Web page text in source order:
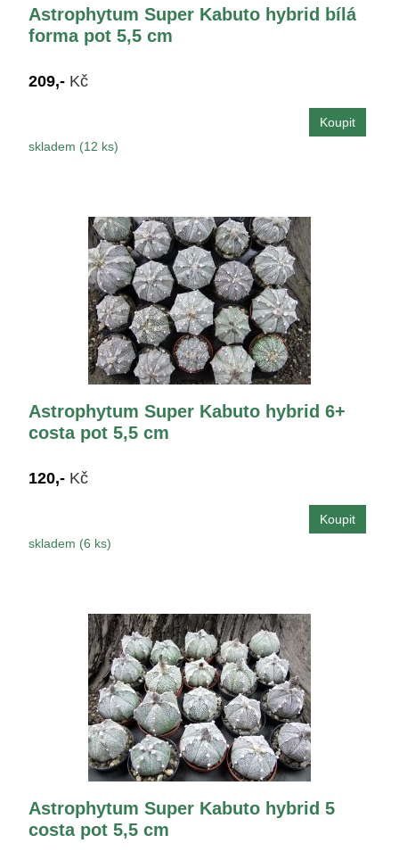
Astrophytum Super Kabuto hybrid bílá
forma pot 5,5 cm
209,- Kč
skladem (12 ks)
Astrophytum Super Kabuto hybrid 6+
costa pot 5,5 cm
120,- Kč
skladem (6 ks)
Astrophytum Super Kabuto hybrid 5
costa pot 5,5 cm